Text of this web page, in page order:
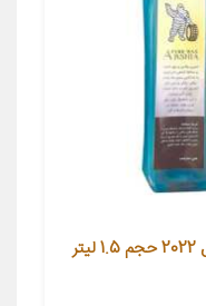
واکس و براق کننده لاستیک‌ ارشیا مدل 2022 حجم 1.5 لیتر